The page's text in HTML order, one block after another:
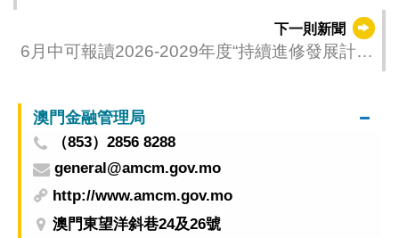
下一則新聞
6月中可報讀2026-2029年度“持續進修發展計
用資源
澳門金融管理局
（853）2856 8288
general@amcm.gov.mo
http://www.amcm.gov.mo
澳門東望洋斜巷24及26號